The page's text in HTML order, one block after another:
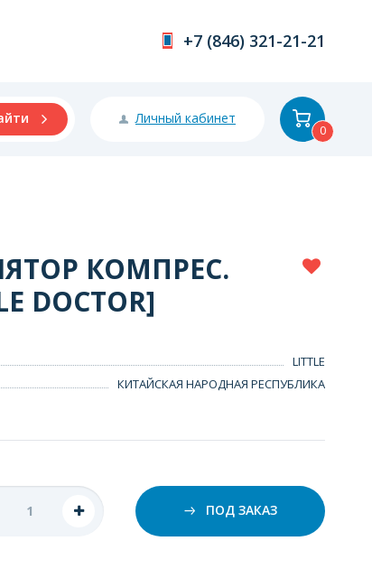
+7 (846) 321-21-21
Личный кабинет
0
КОМПРЕС.
DOCTOR]
LITTLE
КИТАЙСКАЯ НАРОДНАЯ РЕСПУБЛИКА
ПОД ЗАКАЗ